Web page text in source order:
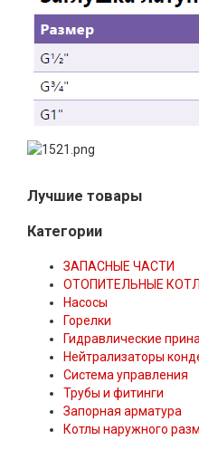
Лучшие товары
Категории
ЗАПАСНЫЕ ЧАСТИ
ОТОПИТЕЛЬНЫЕ
Насосы
Горелки
Гидравлические
Нейтрализаторы
Система управления
Трубы и фитинги
Запорная арматура
Котлы наружного